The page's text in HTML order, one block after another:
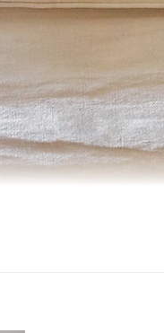
Xuất xứ thương hiệu:
Sản xuất tại: Trung
Bảo hành: Adapter (6
theo chính sách